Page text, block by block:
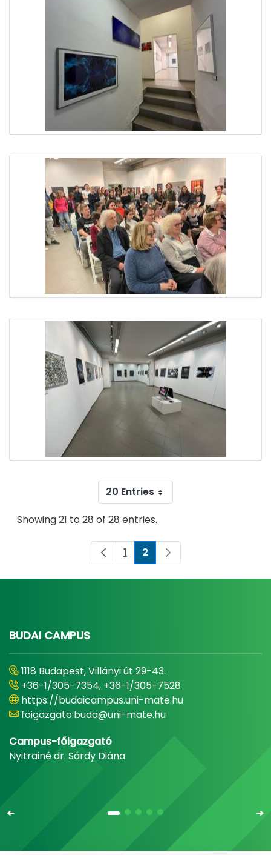
20 Entries
Showing 21 to 28 of 28 entries.
Page
1 Page
2
BUDAI CAMPUS
1118 Budapest, Villányi út 29-43.
+36-1/305-7354, +36-1/305-7528
https://budaicampus.uni-mate.hu
foigazgato.buda@uni-mate.hu
Campus-főigazgató
Nyitrainé dr. Sárdy Diána